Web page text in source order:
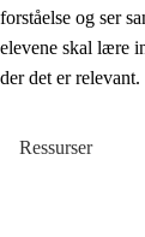
2.5
2.5.1
2.5.3
forståelse og ser
elevene skal lære
der det er relevant.
Ressurser